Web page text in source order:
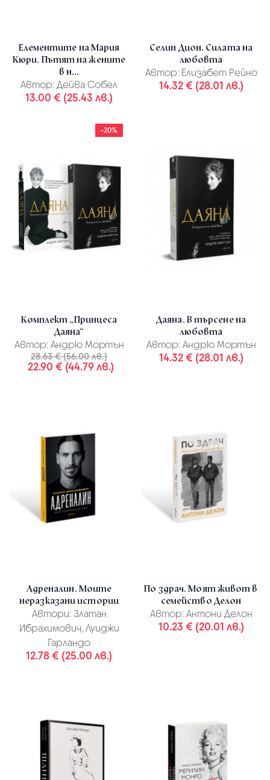
Елементите на Мария
Кюри. Пътят на жените
в н...
Автор: Дейва Собел
13.00 € (25.43 лв.)
Селин Дион. Силата на
любовта
Автор: Елизабет Рейно
14.32 € (28.01 лв.)
-20%
Комплект „Принцеса
Даяна“
Автор: Андрю Мортън
28.63 € (56.00 лв.)
22.90 € (44.79 лв.)
Даяна. В търсене на
любовта
Автор: Андрю Мортън
14.32 € (28.01 лв.)
Адреналин. Моите
неразказани истории
Автори: Златан
Ибрахимович, Луиджи
Гарландо
12.78 € (25.00 лв.)
По здрач. Моят живот в
семейство Делон
Автор: Антони Делон
10.23 € (20.01 лв.)